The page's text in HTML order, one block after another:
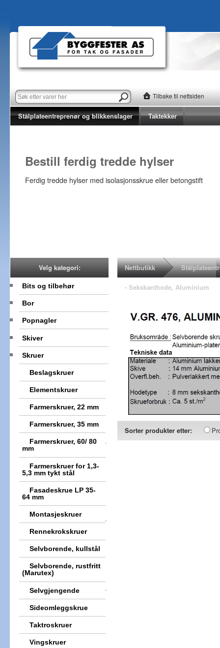
Tilbake til nettsiden
Stålplateentreprenør og blikkenslager Taktekker
Bestill ferdig tredde hylser
Ferdig tredde hylser med isolasjonsskrue eller betongstift
Velg kategori:
Bits og tilbehør
Bor
Popnagler
Skiver
Skruer
Beslagskruer
Elementskruer
Farmerskruer, 22 mm
Farmerskruer, 35 mm
Farmerskruer, 60/ 80
mm
Farmerskruer for 1,3-
5,3 mm tykt stål
Fasadeskrue LP 35-
64 mm
Montasjeskruer
Rennekrokskruer
Selvborende, kullstål
Selvborende, rustfritt
(Marutex)
Selvgjengende
Sideomleggskrue
Taktroskruer
Vingskruer
Nettbutikk
- Sekskanthode, Aluminium
Sorter produkter etter: